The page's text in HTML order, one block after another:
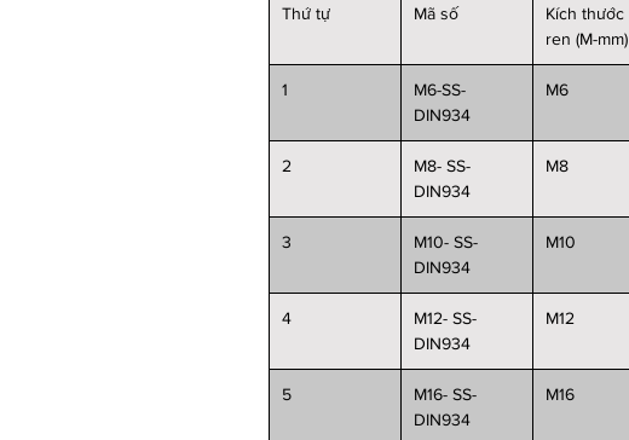
Thứ tự Mã số
Kích thước
ren (M-mm)
1
M6-SS-
DIN934
M6
2
M8- SS-
DIN934
M8
3
M10- SS-
DIN934
M10
4
M12- SS-
DIN934
M12
5
M16- SS-
DIN934
M16